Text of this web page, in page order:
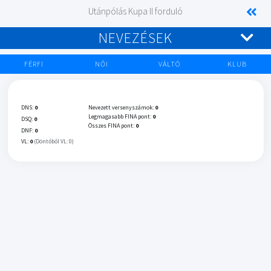
Utánpólás Kupa II forduló
NEVEZÉSEK
FÉRFI NŐI VÁLTÓ KLUB
DNS: 0
DSQ: 0
DNF: 0
VL: 0 (Döntőből VL: 0)
Nevezett versenyszámok: 0
Legmagasabb FINA pont: 0
Összes FINA pont: 0